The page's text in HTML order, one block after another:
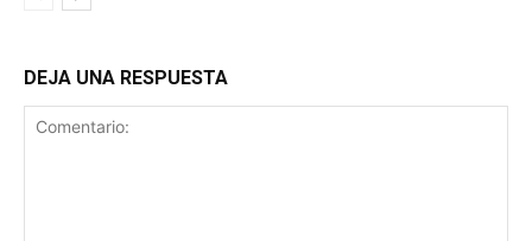
DEJA UNA RESPUESTA